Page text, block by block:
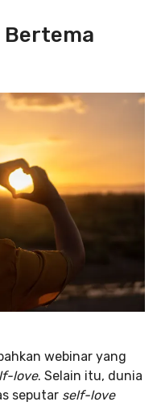
Bertema
webinar yang
love. Selain itu, dunia
seputar self-love